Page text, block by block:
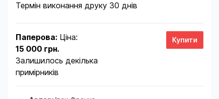
Термін виконання друку 30 днів
Паперова: Ціна:
15 000 грн.
Залишилось декілька
примірників